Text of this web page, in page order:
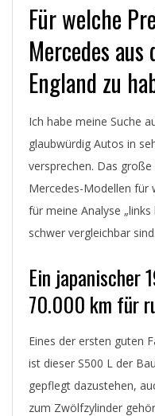
C
O
M
Für welche
Mercedes
England zu
Ich habe meine Suche
glaubwürdig Autos in
versprechen. Das
Mercedes-Modellen für
für meine Analyse
schwer vergleichbar sind.
Ein japanischer
70.000 km für
Eines der ersten guten
ist dieser S500 L der
gepflegt dazustehen,
zum Zwölfzylinder